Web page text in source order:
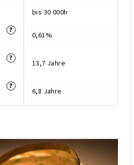
bis 30 000h
?
0,61%
?
13,7 Jahre
?
6,8 Jahre